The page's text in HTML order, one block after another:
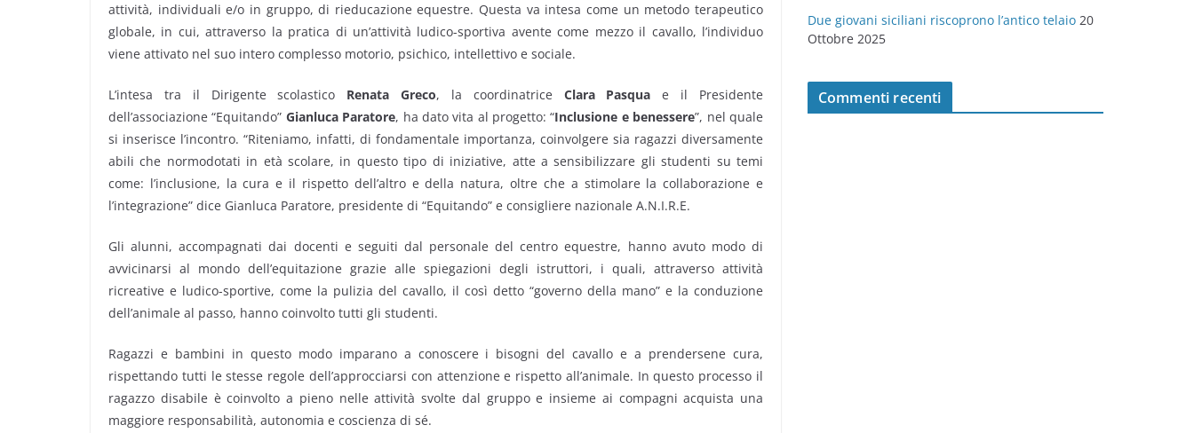
attività, individuali e/o in gruppo, di rieducazione equestre. Questa va intesa come un metodo terapeutico
globale, in cui, attraverso la pratica di un’attività ludico-sportiva avente come mezzo il cavallo, l’individuo
viene attivato nel suo intero complesso motorio, psichico, intellettivo e sociale.
L’intesa tra il Dirigente scolastico Renata Greco, la coordinatrice Clara Pasqua e il Presidente
dell’associazione “Equitando” Gianluca Paratore, ha dato vita al progetto: “Inclusione e benessere”, nel quale
si inserisce l’incontro. “Riteniamo, infatti, di fondamentale importanza, coinvolgere sia ragazzi diversamente
abili che normodotati in età scolare, in questo tipo di iniziative, atte a sensibilizzare gli studenti su temi
come: l’inclusione, la cura e il rispetto dell’altro e della natura, oltre che a stimolare la collaborazione e
l’integrazione” dice Gianluca Paratore, presidente di “Equitando” e consigliere nazionale A.N.I.R.E.
Gli alunni, accompagnati dai docenti e seguiti dal personale del centro equestre, hanno avuto modo di
avvicinarsi al mondo dell’equitazione grazie alle spiegazioni degli istruttori, i quali, attraverso attività
ricreative e ludico-sportive, come la pulizia del cavallo, il così detto “governo della mano” e la conduzione
dell’animale al passo, hanno coinvolto tutti gli studenti.
Ragazzi e bambini in questo modo imparano a conoscere i bisogni del cavallo e a prendersene cura,
rispettando tutti le stesse regole dell’approcciarsi con attenzione e rispetto all’animale. In questo processo il
ragazzo disabile è coinvolto a pieno nelle attività svolte dal gruppo e insieme ai compagni acquista una
maggiore responsabilità, autonomia e coscienza di sé.
Due giovani siciliani riscoprono l’antico telaio 20
Ottobre 2025
Commenti recenti